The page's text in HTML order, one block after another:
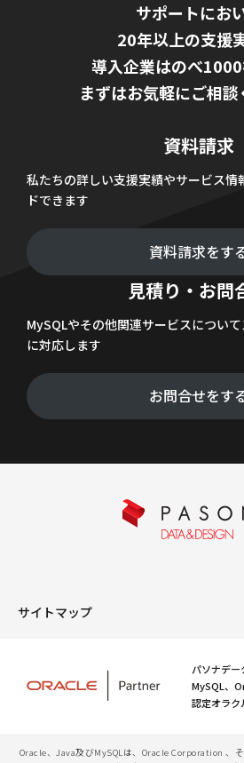
サポートにお
20年以上の支援
導入企業はのべ1000
まずはお気軽にご相談
資料請求
私たちの詳しい支援実績やサービス情
ドできます
資料請求をす
見積り・お問
MySQLやその他関連サービスについ
に対応します
お問合せをす
サイトマップ
パソナデ
MySQL、
認定オラク
Oracle、Java及びMySQLは、Oracle Corporation 、